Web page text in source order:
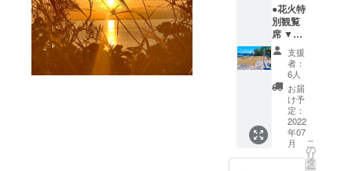
●花火特
別観覧
席 ▼花
火鑑賞
用の場
所に椅
子の席
をご用
意いた
しま
す。
メール
にてチ
支援
者：
6人
お届
け予
定：
2022
年07
月
こ
の
リ
タ